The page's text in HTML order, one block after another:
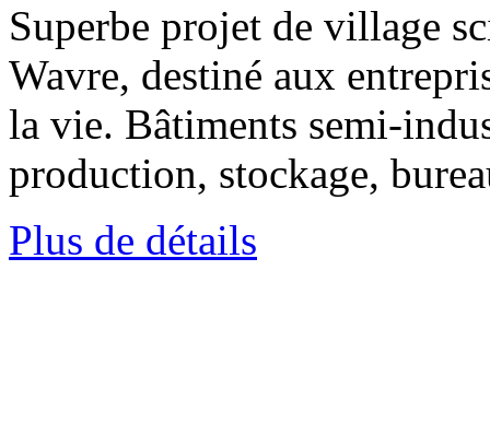
Superbe projet de village
Wavre, destiné aux
la vie. Bâtiments semi-
production, stockage,
Plus de détails